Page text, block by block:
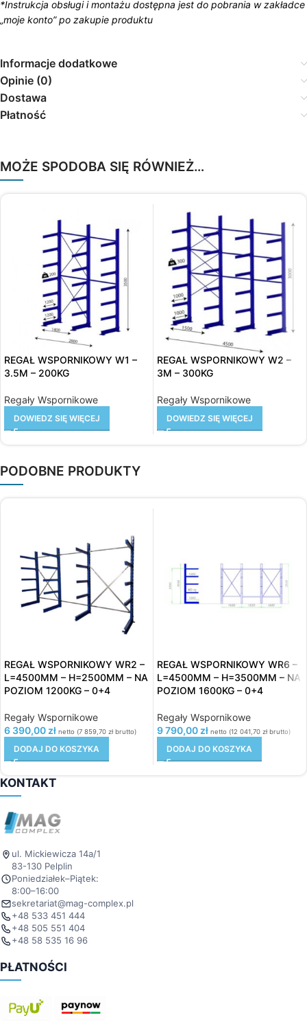
*Instrukcja obsługi i montażu dostępna jest do pobrania w zakładce
„moje konto” po zakupie produktu
Informacje dodatkowe
Opinie (0)
Dostawa
Płatność
MOŻE SPODOBA SIĘ RÓWNIEŻ…
REGAŁ WSPORNIKOWY W1 –
3.5M – 200KG
Regały Wspornikowe
DOWIEDZ SIĘ WIĘCEJ
REGAŁ WSPORNIKOWY W2 –
3M – 300KG
Regały Wspornikowe
DOWIEDZ SIĘ WIĘCEJ
PODOBNE PRODUKTY
REGAŁ WSPORNIKOWY WR2 –
L=4500MM – H=2500MM – NA
POZIOM 1200KG – 0+4
Regały Wspornikowe
6 390,00 zł netto (7 859,70 zł brutto)
DODAJ DO KOSZYKA
REGAŁ WSPORNIKOWY WR6 –
L=4500MM – H=3500MM – NA
POZIOM 1600KG – 0+4
Regały Wspornikowe
9 790,00 zł netto (12 041,70 zł brutto)
DODAJ DO KOSZYKA
KONTAKT
ul. Mickiewicza 14a/1
83-130 Pelplin
Poniedziałek–Piątek:
8:00–16:00
sekretariat@mag-complex.pl
+48 533 451 444
+48 505 551 404
+48 58 535 16 96
PŁATNOŚCI